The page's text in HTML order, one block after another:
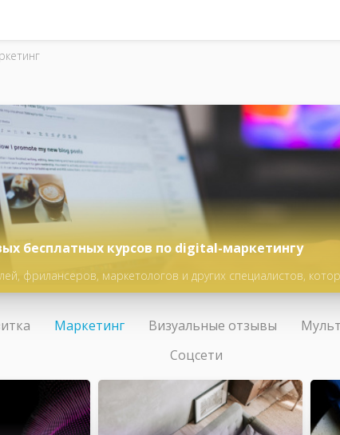
бесплатных курсов по digital-маркетингу
фрилансеров, маркетологов и других специалистов,
в бизнеса
Маркетинг Визуальные отзывы
Соцсети